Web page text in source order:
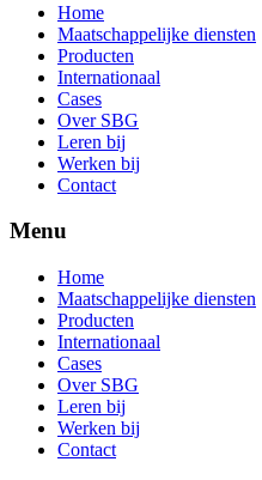
Home
Maatschappelijke diensten
Producten
Internationaal
Cases
Over SBG
Leren bij
Werken bij
Contact
Menu
Home
Maatschappelijke diensten
Producten
Internationaal
Cases
Over SBG
Leren bij
Werken bij
Contact